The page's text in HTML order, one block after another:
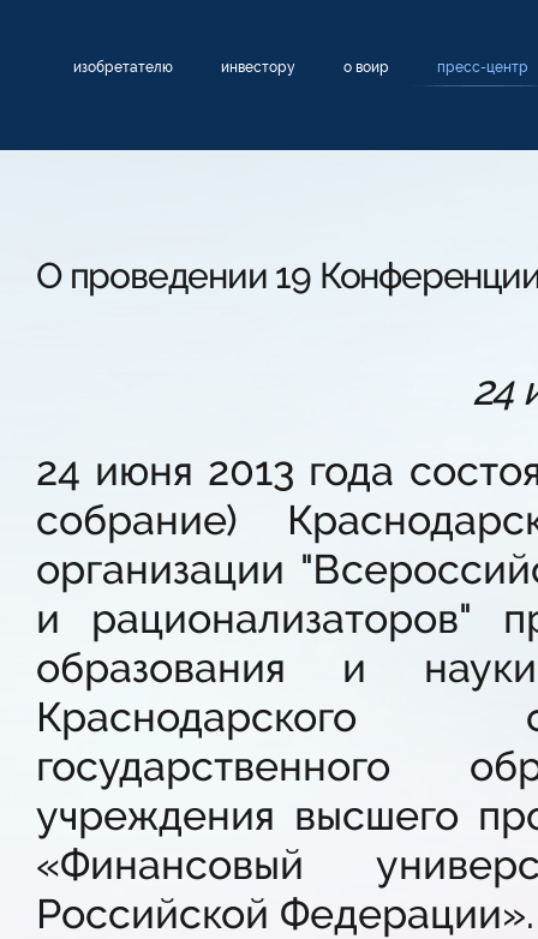
изобретателю инвестору о воир пресс-центр
О проведении 19
24
24 июня 2013 года
собрание)
организации
и рационализаторов"
образования и
Краснодарского
государственного
учреждения высшего
«Финансовый
Российской Федерации».